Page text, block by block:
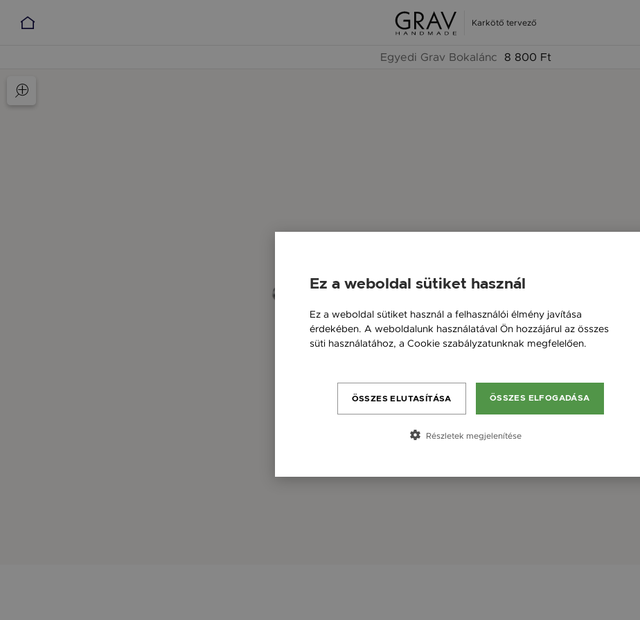
Karkötő tervező
Egyedi Grav Bokalánc 8 800 Ft
Ez a weboldal sütiket használ
Ez a weboldal sütiket használ a felhasználói élmény javítása
érdekében. A weboldalunk használatával Ön hozzájárul az összes
süti használatához, a Cookie szabályzatunknak megfelelően.
ÖSSZES ELFOGADÁSA
ÖSSZES ELUTASÍTÁSA
Részletek megjelenítése